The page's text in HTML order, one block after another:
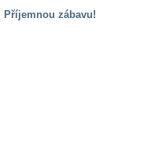
Příjemnou zábavu!